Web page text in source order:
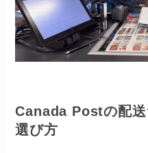
Canada Postの配
選び方